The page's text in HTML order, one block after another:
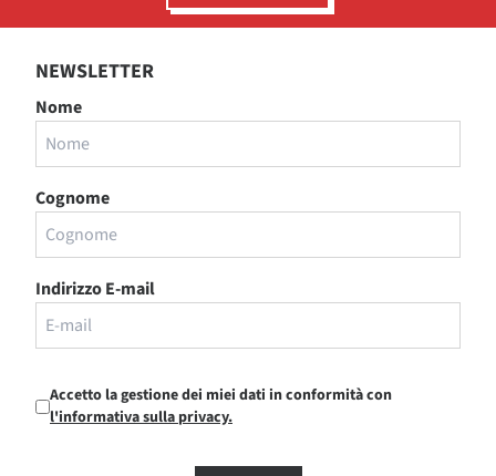
NEWSLETTER
Nome
Cognome
Indirizzo E-mail
Accetto la gestione dei miei dati in conformità con
l'informativa sulla privacy.